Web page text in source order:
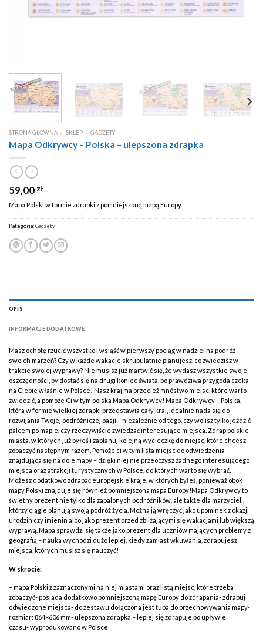
STRONA GŁÓWNA / SKLEP / GADŻETY
Mapa Odkrywcy – Polska – ulepszona zdrapka
59,00 zł
Mapa Polski w formie zdrapki z pomniejszoną mapą Europy.
Kategoria:Gadżety
OPIS
INFORMACJE DODATKOWE
Masz ochotę rzucić wszystko i wsiąść w pierwszy pociąg w nadziei na podróż
swoich marzeń? Czy w każde wakacje skrupulatnie planujesz, co zwiedzisz w
trakcie swojej wyprawy? Nie musisz już martwić się, że wydasz wszystkie swoje
oszczędności, by dostać się na drugi koniec świata, bo prawdziwa przygoda czeka
na Ciebie właśnie w Polsce! Nasz kraj ma przecież mnóstwo miejsc, które warto
zwiedzić, a pomoże Ci w tym polska Mapa Odkrywcy! Mapa Odkrywcy – Polska,
która w formie wielkiej zdrapki przedstawia cały kraj, idealnie nada się do
rozwijania Twojej podróżniczej pasji – niezależnie od tego, czy wolisz tylko jeździć
palcem po mapie, czy rzeczywiście zwiedzać interesujące miejsca. Zdrap polskie
miasta, w których już byłeś i zaplanuj kolejną wycieczkę do miejsc, które chcesz
zobaczyć następnym razem. Pomoże ci w tym lista miejsc do odwiedzenia
znajdująca się na dole mapy – dzięki niej nie przeoczysz żadnego interesującego
miejsca oraz atrakcji turystycznych w Polsce, do których warto się wybrać.
Możesz dodatkowo zdrapać europejskie kraje, w których byłeś, ponieważ obok
mapy Polski znajduje się również pomniejszona mapa Europy!Mapa Odkrywcy to
świetny prezent nie tylko dla zapalonych podróżników, ale także dla marzycieli,
którzy ciągle planują swoją podróż życia. Można ją wręczyć jako upominek z okazji
urodzin czy imienin albo jako prezent przed zbliżającymi się wakacjami lub większą
wyprawą. Mapa sprawdzi się także jako prezent dla uczniów mających problemy z
geografią – nauka wychodzi dużo lepiej, kiedy zamiast wkuwania, zdrapujesz
miejsca, których musisz się nauczyć!
W skrócie:
– mapa Polski z zaznaczonymi na niej miastami oraz listą miejsc, które trzeba
zobaczyć- posiada dodatkowo pomniejszoną mapę Europy do zdrapania- zdrapuj
odwiedzone miejsca- do zestawu dołączona jest tuba do przechowywania mapy-
rozmiar: 864×606 mm- ulepszona zdrapka – lepiej się zdrapuje po upływie
czasu- wyprodukowano w Polsce